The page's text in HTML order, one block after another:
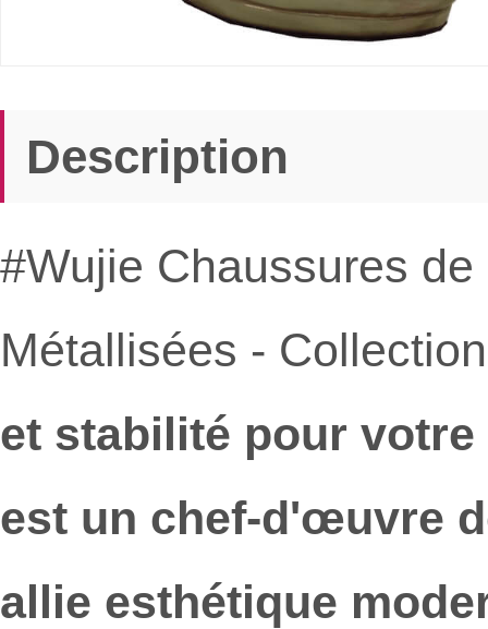
Description
#Wujie Chaussures
Métallisées -
et stabilité pour
est un chef-d'œuvre
allie esthétique